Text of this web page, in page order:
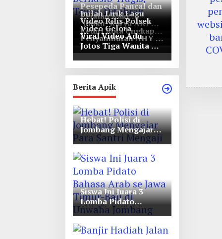
Pesepeda Pancal dan
Pejalan Kaki
Bernasib Tragis,
Tewas Ditabrak
Pikap di Nganjuk
Inilah Lirik Lagu
‘Ibuku’ Karya AKP
Moch Mukid
Video Rilis Polsek
Kediri Kota Ungkap
5747 Butil Pil Dobel
L
Video Gelora
Penyambutan AHY di
Rapimnas Partai
Demokrat
Viral Video Adu
Jotos Tiga Wanita Di
Simpang Lima Gumul
Berita Apik
Hebat! Polisi di
Jombang Mengajar
Para Santri Mengaji
Siswa Ini Juara 3
Lomba Pidato
Bahasa Arab se Jawa
Unwaha Jombang